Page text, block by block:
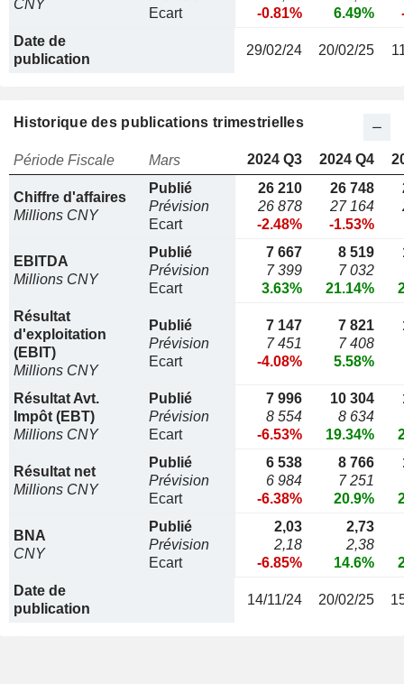
CNY
Ecart
-0.81%
6.49%
Date de
publication
29/02/24 20/02/25
Historique des publications trimestrielles
Période Fiscale Mars 2024 Q3 2024 Q4
Chiffre d'affaires
Millions CNY
Publié
Prévision
Ecart
26 210
26 878
-2.48%
26 748
27 164
-1.53%
EBITDA
Millions CNY
Publié
Prévision
Ecart
7 667
7 399
3.63%
8 519
7 032
21.14%
Résultat
d'exploitation
(EBIT)
Millions CNY
Publié
Prévision
Ecart
7 147
7 451
-4.08%
7 821
7 408
5.58%
Résultat Avt.
Impôt (EBT)
Millions CNY
Publié
Prévision
Ecart
7 996
8 554
-6.53%
10 304
8 634
19.34%
Résultat net
Millions CNY
Publié
Prévision
Ecart
6 538
6 984
-6.38%
8 766
7 251
20.9%
BNA
CNY
Publié
Prévision
Ecart
2,03
2,18
-6.85%
2,73
2,38
14.6%
Date de
publication
14/11/24 20/02/25